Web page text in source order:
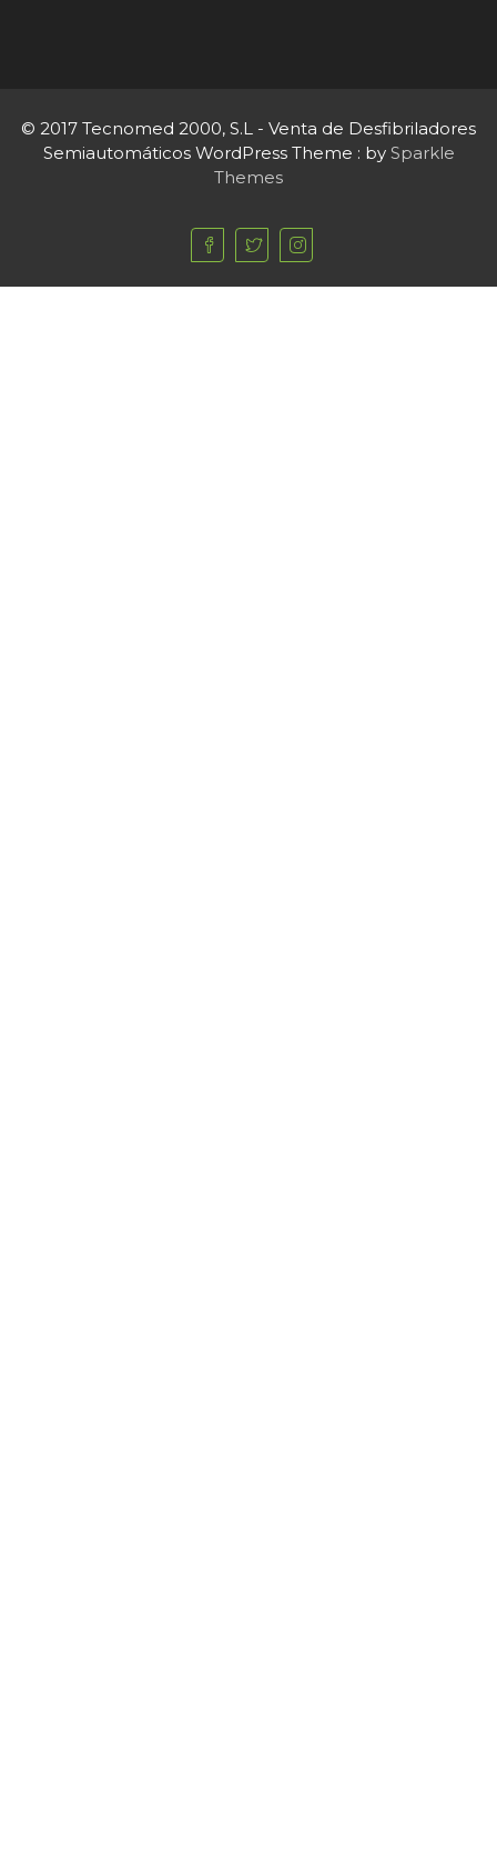
© 2017 Tecnomed 2000, S.L - Venta de Desfibriladores
Semiautomáticos WordPress Theme : by Sparkle
Themes